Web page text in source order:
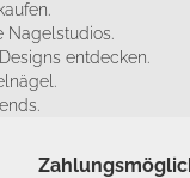
entdecken.